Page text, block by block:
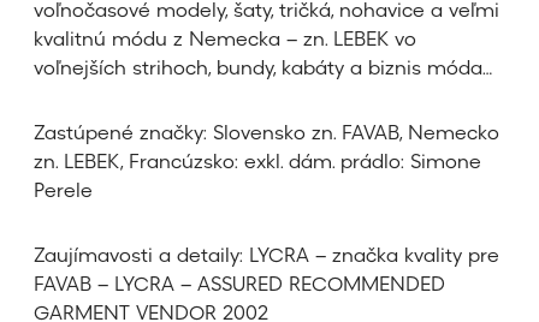
voľnočasové modely, šaty, tričká, nohavice a veľmi
kvalitnú módu z Nemecka – zn. LEBEK vo
voľnejších strihoch, bundy, kabáty a biznis móda…
Zastúpené značky: Slovensko zn. FAVAB, Nemecko
zn. LEBEK, Francúzsko: exkl. dám. prádlo: Simone
Perele
Zaujímavosti a detaily: LYCRA – značka kvality pre
FAVAB – LYCRA – ASSURED RECOMMENDED
GARMENT VENDOR 2002